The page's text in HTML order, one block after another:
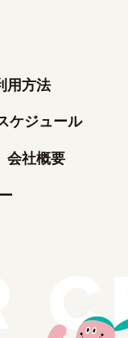
用方法
ケジュール
会社概要